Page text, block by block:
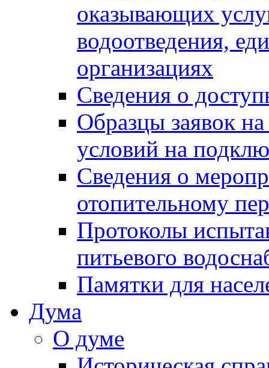
оказывающих
водоотведения,
организациях
Сведения о
Образцы заявок
условий на
Сведения о
отопительному
Протоколы
питьевого
Памятки для
Дума
О думе